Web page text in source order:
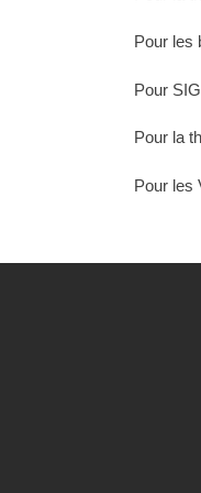
Pour les
Pour
Pour la
Pour les